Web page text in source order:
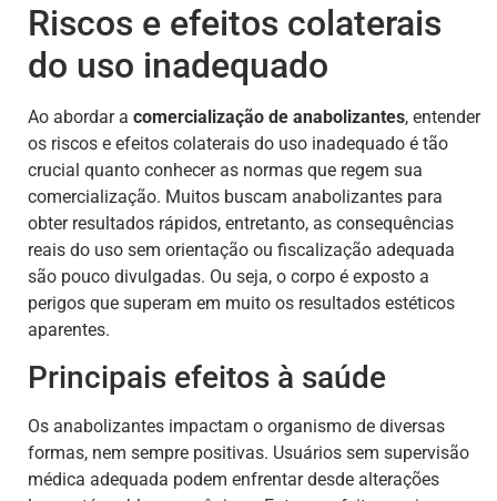
Riscos e efeitos colaterais
do uso inadequado
Ao abordar a comercialização de anabolizantes, entender
os riscos e efeitos colaterais do uso inadequado é tão
crucial quanto conhecer as normas que regem sua
comercialização. Muitos buscam anabolizantes para
obter resultados rápidos, entretanto, as consequências
reais do uso sem orientação ou fiscalização adequada
são pouco divulgadas. Ou seja, o corpo é exposto a
perigos que superam em muito os resultados estéticos
aparentes.
Principais efeitos à saúde
Os anabolizantes impactam o organismo de diversas
formas, nem sempre positivas. Usuários sem supervisão
médica adequada podem enfrentar desde alterações